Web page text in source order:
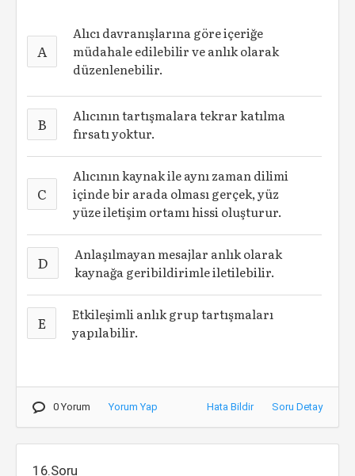
A
Alıcı davranışlarına göre içeriğe
müdahale edilebilir ve anlık olarak
düzenlenebilir.
B
Alıcının tartışmalara tekrar katılma
fırsatı yoktur.
C
Alıcının kaynak ile aynı zaman dilimi
içinde bir arada olması gerçek, yüz
yüze iletişim ortamı hissi oluşturur.
D
Anlaşılmayan mesajlar anlık olarak
kaynağa geribildirimle iletilebilir.
E
Etkileşimli anlık grup tartışmaları
yapılabilir.
0 Yorum Yorum Yap Hata Bildir Soru Detay
16.Soru